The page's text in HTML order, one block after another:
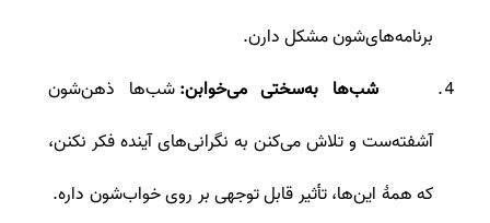
برنامه‌های‌شون مشکل دارن.
شب‌ها به‌سختی می‌خوابن:شب‌ها ذهن‌شون
آشفته‌ست و تلاش می‌کنن به نگرانی‌های آینده فکر نکنن،
که همۀ این‌ها، تأثیر قابل توجهی بر روی خواب‌شون داره.